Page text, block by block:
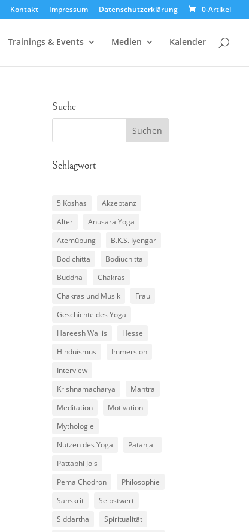
Kontakt Impressum Datenschutzerklärung 0-Artikel
Trainings & Events Medien Kalender
Suche
Schlagwort
5 Koshas
Akzeptanz
Alter
Anusara Yoga
Atemübung
B.K.S. Iyengar
Bodichitta
Bodiuchitta
Buddha
Chakras
Chakras und Musik
Frau
Geschichte des Yoga
Hareesh Wallis
Hesse
Hinduismus
Immersion
Interview
Krishnamacharya
Mantra
Meditation
Motivation
Mythologie
Nutzen des Yoga
Patanjali
Pattabhi Jois
Pema Chödrön
Philosophie
Sanskrit
Selbstwert
Siddartha
Spiritualität